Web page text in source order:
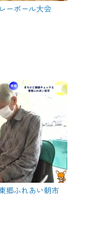
ーボール大会
郷ふれあい朝市
、MyIDが必
含むCCNetの
のIDです。
メールアドレ
の新規登
は引き続き
ともないメ
す。